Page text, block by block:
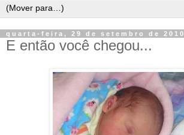
quarta-feira, 29 de setembro de 2010
E então você chegou...